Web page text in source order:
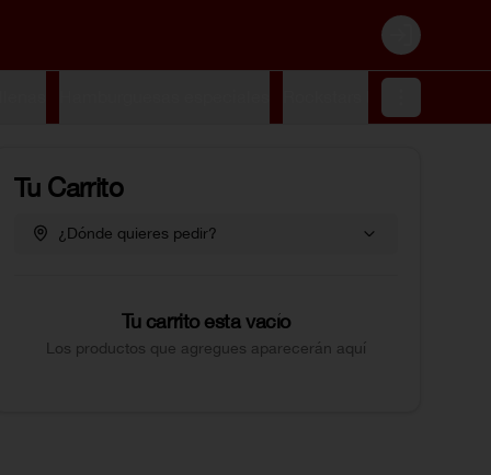
Login
Tu Carrito
¿Dónde quieres pedir?
Tu carrito esta vacío
Los productos que agregues aparecerán aquí